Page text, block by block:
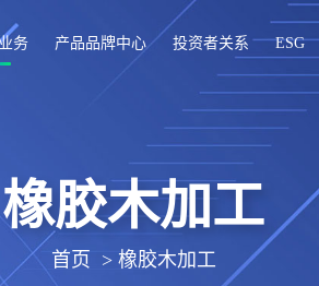
务 产品品牌中心 投资者关系 ESG
橡胶木加工
首页 > 橡胶木加工